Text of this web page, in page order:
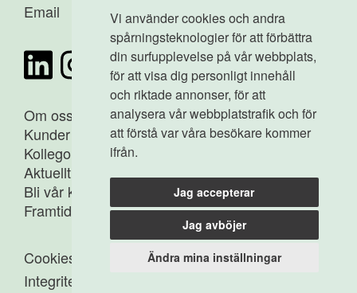
Vi använder cookies och andra
spårningsteknologier för att förbättra
din surfupplevelse på vår webbplats,
för att visa dig personligt innehåll
och riktade annonser, för att
analysera vår webbplatstrafik och för
att förstå var våra besökare kommer
ifrån.
Jag accepterar
Jag avböjer
Ändra mina inställningar
Email
info@agima.se
Cookies
Integritetspolicy
Om oss
Kunder
Kollegor
Aktuellt
Bli vår kollega
Framtidens medborgare